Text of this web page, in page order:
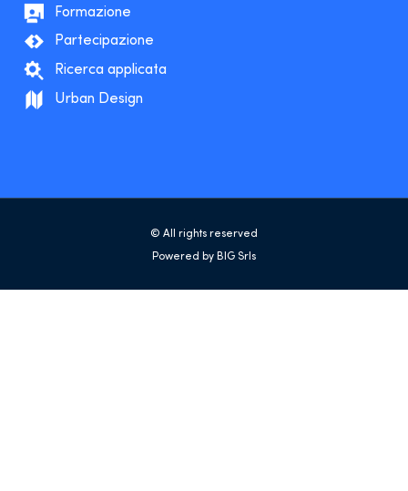
Formazione
Partecipazione
Ricerca applicata
Urban Design
© All rights reserved
Powered by BIG Srls